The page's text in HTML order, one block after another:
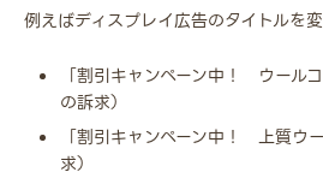
例えばディスプレイ広告のタイトルを変
「割引キャンペーン中！ ウール
の訴求）
「割引キャンペーン中！ 上質ウ
求）